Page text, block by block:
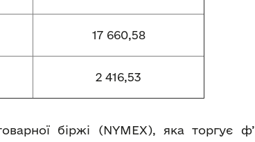
17 660,58
2 416,53
біржі (NYMEX), яка торгує